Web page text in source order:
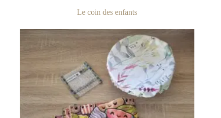
Le coin des enfants